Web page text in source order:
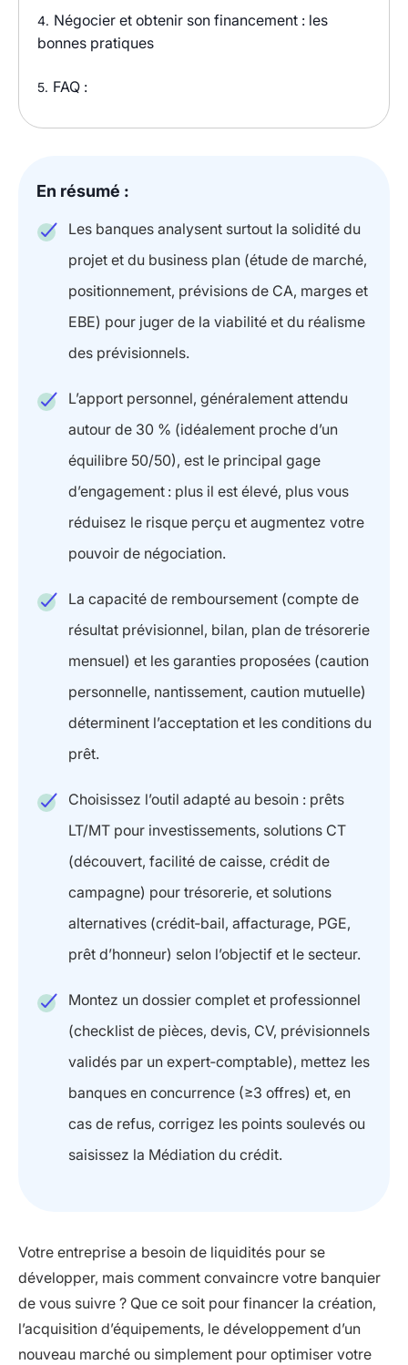
4. Négocier et obtenir son financement : les
bonnes pratiques
5. FAQ :
En résumé :
Les banques analysent surtout la solidité du
projet et du business plan (étude de marché,
positionnement, prévisions de CA, marges et
EBE) pour juger de la viabilité et du réalisme
des prévisionnels.
L’apport personnel, généralement attendu
autour de 30 % (idéalement proche d’un
équilibre 50/50), est le principal gage
d’engagement : plus il est élevé, plus vous
réduisez le risque perçu et augmentez votre
pouvoir de négociation.
La capacité de remboursement (compte de
résultat prévisionnel, bilan, plan de trésorerie
mensuel) et les garanties proposées (caution
personnelle, nantissement, caution mutuelle)
déterminent l’acceptation et les conditions du
prêt.
Choisissez l’outil adapté au besoin : prêts
LT/MT pour investissements, solutions CT
(découvert, facilité de caisse, crédit de
campagne) pour trésorerie, et solutions
alternatives (crédit‑bail, affacturage, PGE,
prêt d’honneur) selon l’objectif et le secteur.
Montez un dossier complet et professionnel
(checklist de pièces, devis, CV, prévisionnels
validés par un expert‑comptable), mettez les
banques en concurrence (≥3 offres) et, en
cas de refus, corrigez les points soulevés ou
saisissez la Médiation du crédit.
Votre entreprise a besoin de liquidités pour se
développer, mais comment convaincre votre banquier
de vous suivre ? Que ce soit pour financer la création,
l’acquisition d’équipements, le développement d’un
nouveau marché ou simplement pour optimiser votre